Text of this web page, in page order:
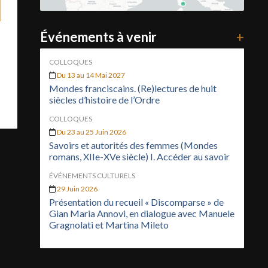
Événements à venir +
COLLOQUES
Du 13 au 14 Mai 2027
Mondes franciscains. (Re)lectures de huit
siècles d’histoire de l’Ordre
COLLOQUES
Du 23 au 25 Juin 2026
Savoirs et autorités des femmes (Mondes
romans, XIIe-XVe siècle) I. Accéder au savoir
ÉVÉNEMENTS CULTURELS
29 Juin 2026
Présentation du recueil « Discomparse » de
Gian Maria Annovi, en dialogue avec Manuele
Gragnolati et Martina Mileto